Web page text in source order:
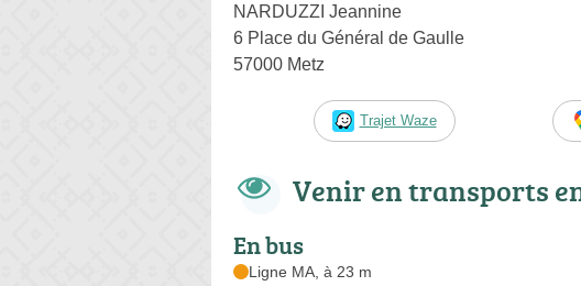
NARDUZZI Jeannine
6 Place du Général de Gaulle
57000 Metz
Trajet Waze
Venir en transports
En bus
Ligne MA, à 23 m